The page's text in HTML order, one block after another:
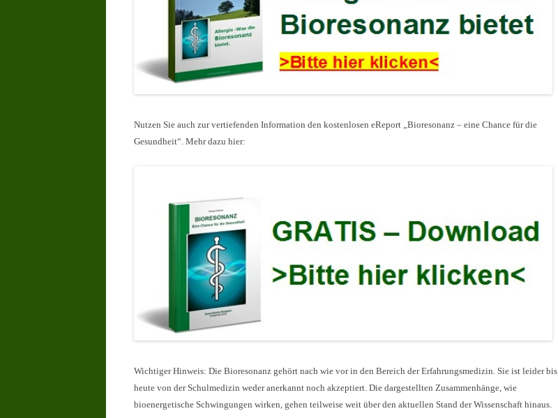
Nutzen Sie auch zur vertiefenden Information den kostenlosen eReport „Bioresonanz – eine Chance für die
Gesundheit“. Mehr dazu hier:
Wichtiger Hinweis: Die Bioresonanz gehört nach wie vor in den Bereich der Erfahrungsmedizin. Sie ist leider bis
heute von der Schulmedizin weder anerkannt noch akzeptiert. Die dargestellten Zusammenhänge, wie
bioenergetische Schwingungen wirken, gehen teilweise weit über den aktuellen Stand der Wissenschaft hinaus.